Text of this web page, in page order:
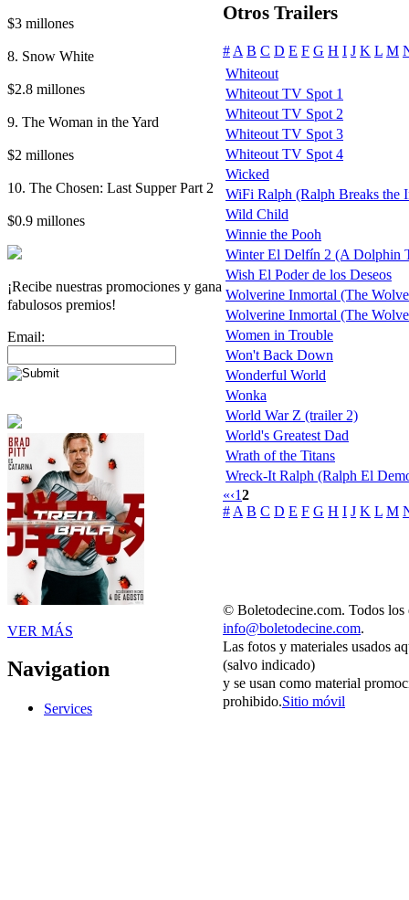
$3 millones
8. Snow White
$2.8 millones
9. The Woman in the Yard
$2 millones
10. The Chosen: Last Supper Part 2
$0.9 millones
¡Recibe nuestras promociones y gana
fabulosos premios!
Email:
VER MÁS
Navigation
Services
Otros Trailers
# A B C D E F G H I J K L M
Whiteout
Whiteout TV Spot 1
Whiteout TV Spot 2
Whiteout TV Spot 3
Whiteout TV Spot 4
Wicked
WiFi Ralph (Ralph Breaks the
Wild Child
Winnie the Pooh
Winter El Delfín 2 (A Dolphin
Wish El Poder de los Deseos
Wolverine Inmortal (The
Wolverine Inmortal (The
Women in Trouble
Won't Back Down
Wonderful World
Wonka
World War Z (trailer 2)
World's Greatest Dad
Wrath of the Titans
Wreck-It Ralph (Ralph El
«‹12
# A B C D E F G H I J K L M
© Boletodecine.com. Todos los
info@boletodecine.com.
Las fotos y materiales usados
(salvo indicado)
y se usan como material
prohibido.Sitio móvil